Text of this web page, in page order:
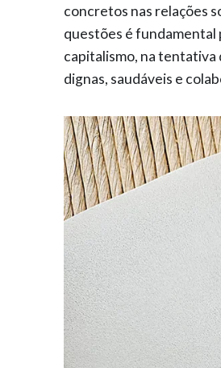
concretos nas relações
questões é fundamental
capitalismo, na tentativa
dignas, saudáveis e